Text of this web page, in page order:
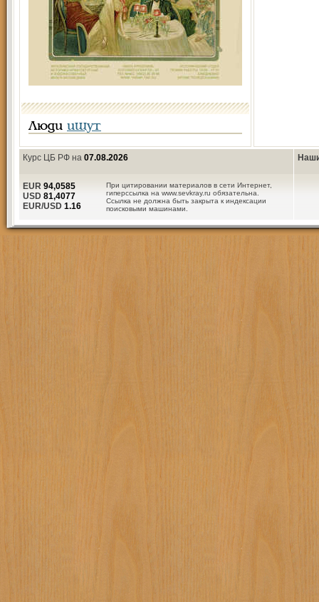
Люди ищут
Курс ЦБ РФ на 07.08.2026
При цитировании материалов в сети Интернет,
гиперссылка на www.sevkray.ru обязательна.
Ссылка не должна быть закрыта к индексации
поисковыми машинами.
EUR 94,0585
USD 81,4077
EUR/USD 1.16